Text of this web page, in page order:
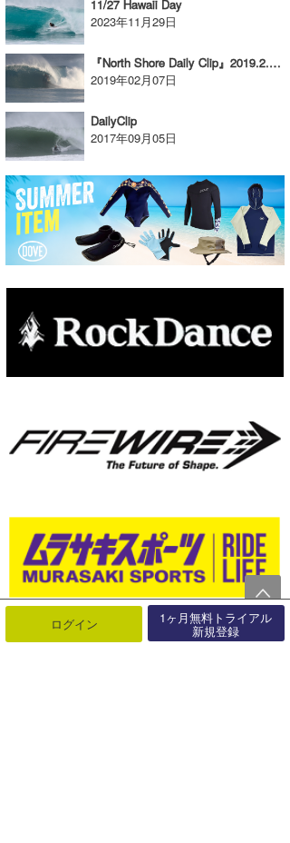
11/27 Hawaii Day
2023年11月29日
『North Shore Daily Clip』2019.2.6 @ OTW
2019年02月07日
DailyClip
2017年09月05日
ログイン 1ヶ月無料トライアル
新規登録